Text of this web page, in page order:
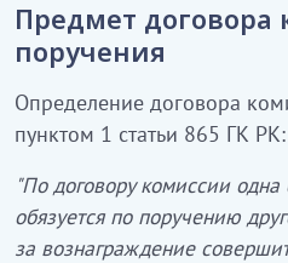
Предмет договора
поручения
Определение договора
пунктом 1 статьи 865 ГК РК:
"По договору комиссии
обязуется по поручению
за вознаграждение